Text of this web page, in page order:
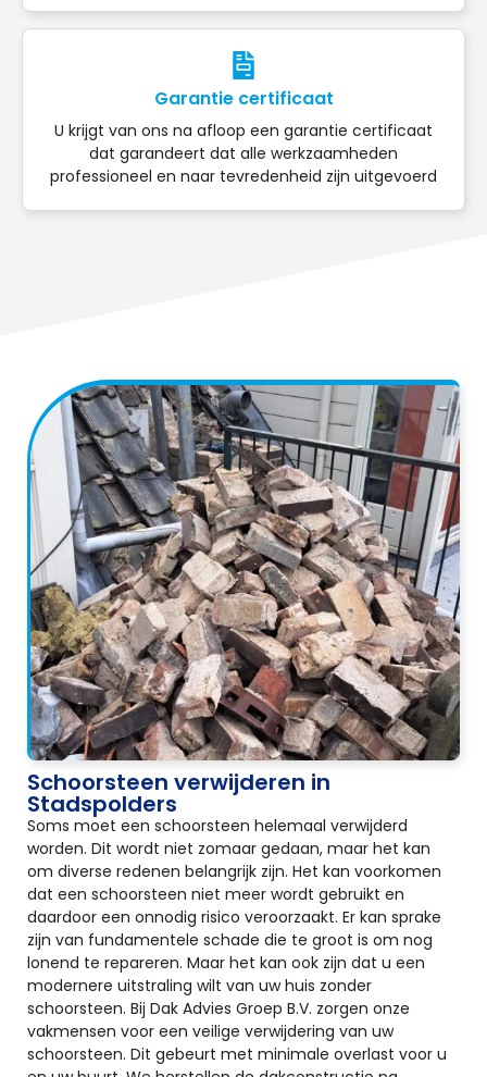
Garantie certificaat
U krijgt van ons na afloop een garantie certificaat
dat garandeert dat alle werkzaamheden
professioneel en naar tevredenheid zijn uitgevoerd
Schoorsteen verwijderen in
Stadspolders
Soms moet een schoorsteen helemaal verwijderd
worden. Dit wordt niet zomaar gedaan, maar het kan
om diverse redenen belangrijk zijn. Het kan voorkomen
dat een schoorsteen niet meer wordt gebruikt en
daardoor een onnodig risico veroorzaakt. Er kan sprake
zijn van fundamentele schade die te groot is om nog
lonend te repareren. Maar het kan ook zijn dat u een
modernere uitstraling wilt van uw huis zonder
schoorsteen. Bij Dak Advies Groep B.V. zorgen onze
vakmensen voor een veilige verwijdering van uw
schoorsteen. Dit gebeurt met minimale overlast voor u